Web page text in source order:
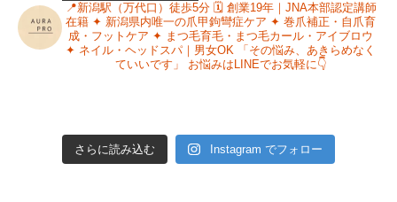
📍新潟駅（万代口）徒歩5分🗓 創業19年｜JNA本部認定講師
在籍 ✦ 新潟県内唯一の爪甲鉤彎症ケア ✦ 巻爪補正・自爪育
成・フットケア ✦ まつ毛育毛・まつ毛カール・アイブロウ
✦ ネイル・ヘッドスパ｜男女OK 「その悩み、あきらめなく
ていいです」
お悩みはLINEでお気軽に👇
さらに読み込む Instagram でフォロー